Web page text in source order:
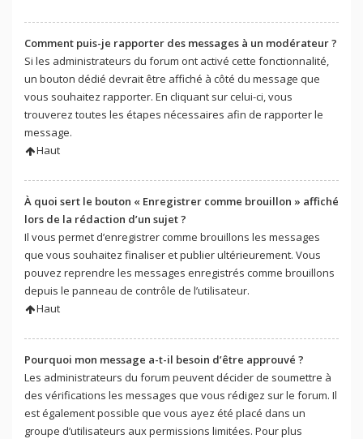
Comment puis-je rapporter des messages à un modérateur ?
Si les administrateurs du forum ont activé cette fonctionnalité,
un bouton dédié devrait être affiché à côté du message que
vous souhaitez rapporter. En cliquant sur celui-ci, vous
trouverez toutes les étapes nécessaires afin de rapporter le
message.
Haut
À quoi sert le bouton « Enregistrer comme brouillon » affiché
lors de la rédaction d’un sujet ?
Il vous permet d’enregistrer comme brouillons les messages
que vous souhaitez finaliser et publier ultérieurement. Vous
pouvez reprendre les messages enregistrés comme brouillons
depuis le panneau de contrôle de l’utilisateur.
Haut
Pourquoi mon message a-t-il besoin d’être approuvé ?
Les administrateurs du forum peuvent décider de soumettre à
des vérifications les messages que vous rédigez sur le forum. Il
est également possible que vous ayez été placé dans un
groupe d’utilisateurs aux permissions limitées. Pour plus